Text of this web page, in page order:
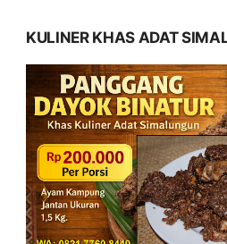
KULINER KHAS ADAT